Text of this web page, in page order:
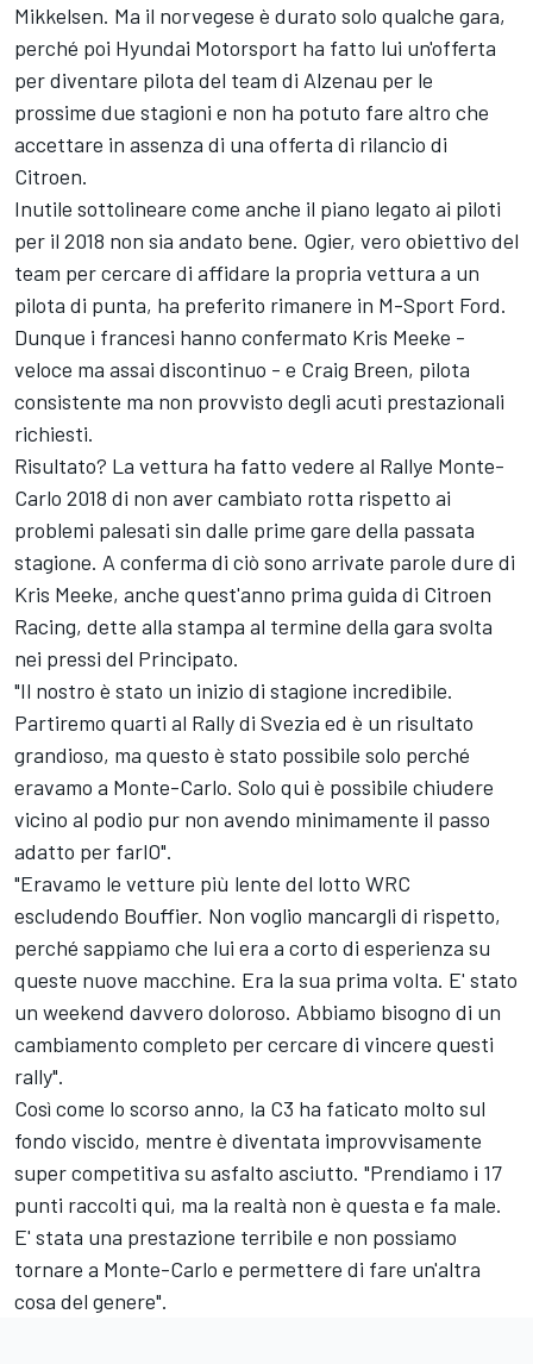
Mikkelsen. Ma il norvegese è durato solo qualche gara,
perché poi Hyundai Motorsport ha fatto lui un'offerta
per diventare pilota del team di Alzenau per le
prossime due stagioni e non ha potuto fare altro che
accettare in assenza di una offerta di rilancio di
Citroen.
Inutile sottolineare come anche il piano legato ai piloti
per il 2018 non sia andato bene. Ogier, vero obiettivo del
team per cercare di affidare la propria vettura a un
pilota di punta, ha preferito rimanere in M-Sport Ford.
Dunque i francesi hanno confermato Kris Meeke -
veloce ma assai discontinuo - e Craig Breen, pilota
consistente ma non provvisto degli acuti prestazionali
richiesti.
Risultato? La vettura ha fatto vedere al Rallye Monte-
Carlo 2018 di non aver cambiato rotta rispetto ai
problemi palesati sin dalle prime gare della passata
stagione. A conferma di ciò sono arrivate parole dure di
Kris Meeke, anche quest'anno prima guida di Citroen
Racing, dette alla stampa al termine della gara svolta
nei pressi del Principato.
"Il nostro è stato un inizio di stagione incredibile.
Partiremo quarti al Rally di Svezia ed è un risultato
grandioso, ma questo è stato possibile solo perché
eravamo a Monte-Carlo. Solo qui è possibile chiudere
vicino al podio pur non avendo minimamente il passo
adatto per farlO".
"Eravamo le vetture più lente del lotto WRC
escludendo Bouffier. Non voglio mancargli di rispetto,
perché sappiamo che lui era a corto di esperienza su
queste nuove macchine. Era la sua prima volta. E' stato
un weekend davvero doloroso. Abbiamo bisogno di un
cambiamento completo per cercare di vincere questi
rally".
Così come lo scorso anno, la C3 ha faticato molto sul
fondo viscido, mentre è diventata improvvisamente
super competitiva su asfalto asciutto. "Prendiamo i 17
punti raccolti qui, ma la realtà non è questa e fa male.
E' stata una prestazione terribile e non possiamo
tornare a Monte-Carlo e permettere di fare un'altra
cosa del genere".